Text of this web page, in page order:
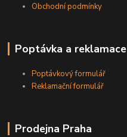
Obchodní podmínky
Poptávka a reklamace
Poptávkový formulář
Reklamační formulář
Prodejna Praha